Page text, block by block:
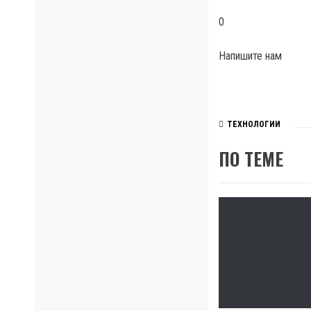
0
Напишите нам
ТЕХНОЛОГИИ
ПО ТЕМЕ